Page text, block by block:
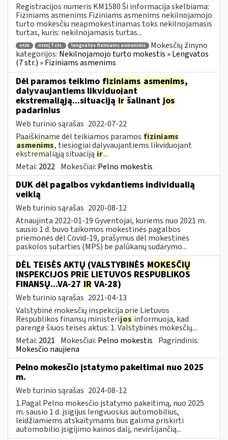
Registracijos numeris KM1580 Ši informacija skelbiama:
Fiziniams asmenims Fiziniams asmenims nekilnojamojo
turto mokesčiu neapmokestinamas toks nekilnojamasis
turtas, kuris: nekilnojamasis turtas...
ntm ntmį 7 str. lengvatos fiziniams asmenims
Mokesčių žinyno
kategorijos: Nekilnojamojo turto mokestis » Lengvatos
(7 str.) » Fiziniams asmenims
Dėl paramos teikimo fiziniams asmenims,
dalyvaujantiems likviduojant
ekstremaliąją...situaciją ir šalinant jos
padarinius
Web turinio sąrašas 2022-07-22
Paaiškiname dėl teikiamos paramos fiziniams
asmenims, tiesiogiai dalyvaujantiems likviduojant
ekstremaliąją situaciją ir...
Metai: 2022 Mokesčiai: Pelno mokestis
DUK dėl pagalbos vykdantiems individualią
veiklą
Web turinio sąrašas 2020-08-12
Atnaujinta 2022-01-19 Gyventojai, kuriems nuo 2021 m.
sausio 1 d. buvo taikomos mokestinės pagalbos
priemonės dėl Covid-19, prašymus dėl mokestinės
paskolos sutarties (MPS) be palūkanų sudarymo...
DĖL TEISĖS AKTŲ (VALSTYBINĖS MOKESČIŲ
INSPEKCIJOS PRIE LIETUVOS RESPUBLIKOS
FINANSŲ...VA-27 IR VA-28)
Web turinio sąrašas 2021-04-13
Valstybinė mokesčių inspekcija prie Lietuvos
Respublikos finansų ministerijos informuoja, kad
parengė šiuos teisės aktus: 1. Valstybinės mokesčių...
Metai: 2021 Mokesčiai: Pelno mokestis Pagrindinis:
Mokesčio naujiena
Pelno mokesčio įstatymo pakeitimai nuo 2025
m.
Web turinio sąrašas 2024-08-12
1.Pagal Pelno mokesčio įstatymo pakeitimą, nuo 2025
m. sausio 1 d. įsigijus lengvuosius automobilius,
leidžiamiems atskaitymams bus galima priskirti
automobilio įsigijimo kainos dalį, neviršijančią...